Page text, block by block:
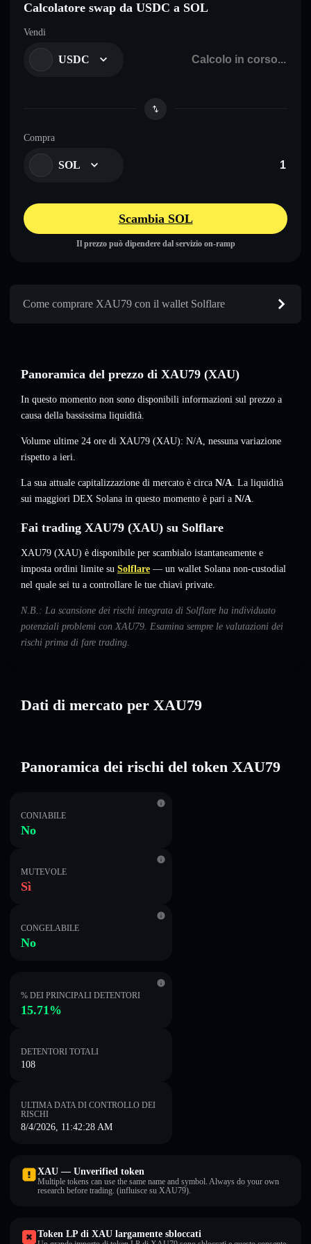
Calcolatore swap da USDC a SOL
Vendi
USDC
Compra
SOL
Scambia SOL
Il prezzo può dipendere dal servizio on-ramp
Come comprare XAU79 con il wallet Solflare
Panoramica del prezzo di XAU79 (XAU)
In questo momento non sono disponibili informazioni sul prezzo a
causa della bassissima liquidità.
Volume ultime 24 ore di XAU79 (XAU): N/A, nessuna variazione
rispetto a ieri.
La sua attuale capitalizzazione di mercato è circa N/A. La liquidità
sui maggiori DEX Solana in questo momento è pari a N/A.
Fai trading XAU79 (XAU) su Solflare
XAU79 (XAU) è disponibile per scambialo istantaneamente e
imposta ordini limite su Solflare — un wallet Solana non-custodial
nel quale sei tu a controllare le tue chiavi private.
N.B.: La scansione dei rischi integrata di Solflare ha individuato
potenziali problemi con XAU79. Esamina sempre le valutazioni dei
rischi prima di fare trading.
Dati di mercato per XAU79
Panoramica dei rischi del token XAU79
CONIABILE
No
MUTEVOLE
Sì
CONGELABILE
No
% DEI PRINCIPALI DETENTORI
15.71%
DETENTORI TOTALI
108
ULTIMA DATA DI CONTROLLO DEI
RISCHI
8/4/2026, 11:42:28 AM
XAU — Unverified token
Multiple tokens can use the same name and symbol. Always do your own
research before trading. (influisce su XAU79).
Token LP di XAU largamente sbloccati